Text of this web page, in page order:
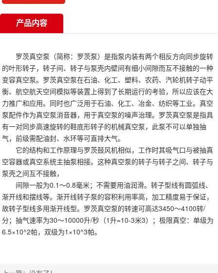
产品内容
罗茨真空泵（简称：罗茨泵）是指泵内装有两个相反方向同步旋转
的叶形转子，转子间、转子与泵壳内壁间有细小间隙而互不接触的一种
变容真空泵。罗茨真空泵在石油、化工、塑料、农药、汽轮机转子动平
衡、航空航天空间模拟等装置上得到了长期运行的考验，所以应该在大
力推广和应用。同时也广泛用于石油、化工、冶金、纺织等工业。真空
泵配件作为真空泵消音器，用于真空泵的噪声治理。罗茨真空泵是指具
有一对同步高速旋转的鞋底形转子的机械真空泵，此泵不可以单独抽
气，前级需配油封、水环等可直排大气。
它的结构和工作原理与罗茨鼓风机相似，工作时其吸气口与被抽真
空容器或真空系统主抽泵相接。这种真空泵的转子与转子之间、转子与
泵壳之间互不接触，
间隙一般为0.1～0.8毫米；不需要用油润滑。转子型线有圆弧线、
渐开线和摆线等。渐开线转子泵的容积利用率高，加工精度易于保证，
故转子型线多用渐开线型。罗茨真空泵的转速可高达3450～4100转/
分；抽气速率为30～10000升/秒（1升=10-3米3）；极限真空：单级为
6.5×10^2帕，双级为1×10^3帕。